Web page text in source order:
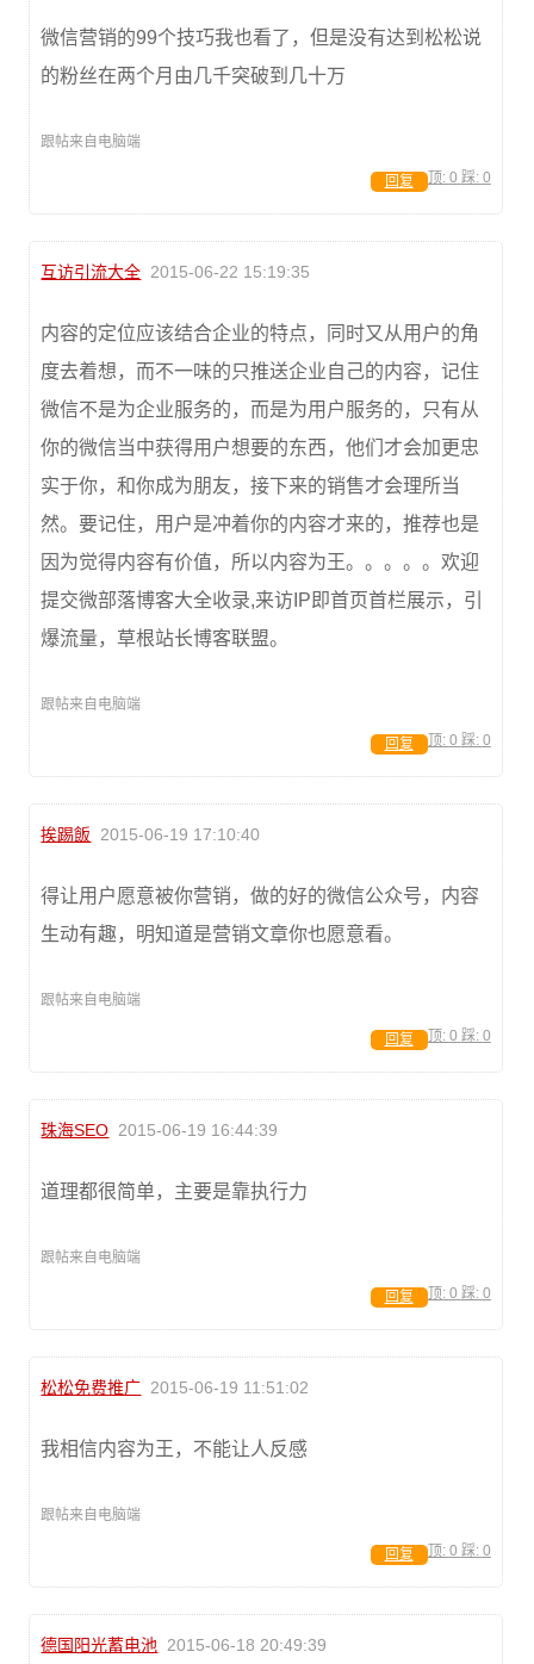
微信营销的99个技巧我也看了，但是没有达到松松说
的粉丝在两个月由几千突破到几十万
跟帖来自电脑端
顶: 0 踩: 0
回复
互访引流大全 2015-06-22 15:19:35
内容的定位应该结合企业的特点，同时又从用户的角
度去着想，而不一味的只推送企业自己的内容，记住
微信不是为企业服务的，而是为用户服务的，只有从
你的微信当中获得用户想要的东西，他们才会加更忠
实于你，和你成为朋友，接下来的销售才会理所当
然。要记住，用户是冲着你的内容才来的，推荐也是
因为觉得内容有价值，所以内容为王。。。。。欢迎
提交微部落博客大全收录,来访IP即首页首栏展示，引
爆流量，草根站长博客联盟。
跟帖来自电脑端
顶: 0 踩: 0
回复
挨踢飯 2015-06-19 17:10:40
得让用户愿意被你营销，做的好的微信公众号，内容
生动有趣，明知道是营销文章你也愿意看。
跟帖来自电脑端
顶: 0 踩: 0
回复
珠海SEO 2015-06-19 16:44:39
道理都很简单，主要是靠执行力
跟帖来自电脑端
顶: 0 踩: 0
回复
松松免费推广 2015-06-19 11:51:02
我相信内容为王，不能让人反感
跟帖来自电脑端
顶: 0 踩: 0
回复
德国阳光蓄电池 2015-06-18 20:49:39